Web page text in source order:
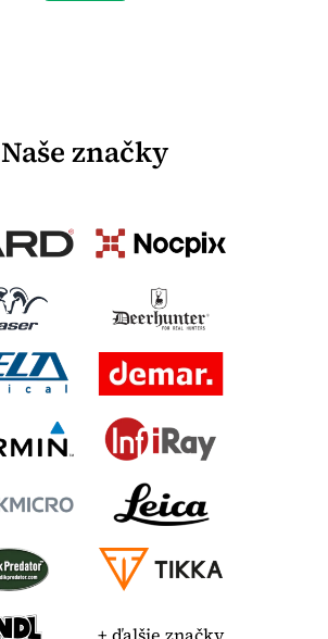
Naše značky